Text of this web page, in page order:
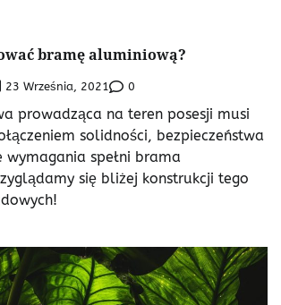
bramę aluminiową?
23 Września, 2021 0
prowadząca na teren posesji musi
solidności, bezpieczeństwa
wymagania spełni brama
się bliżej konstrukcji tego